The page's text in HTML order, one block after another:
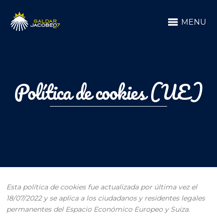
MENU
Política de cookies (UE)
Esta política de cookies fue actualizada por última vez el
18/07/2022 y se aplica a los ciudadanos y residentes legales
permanentes del Espacio Económico Europeo y Suiza.